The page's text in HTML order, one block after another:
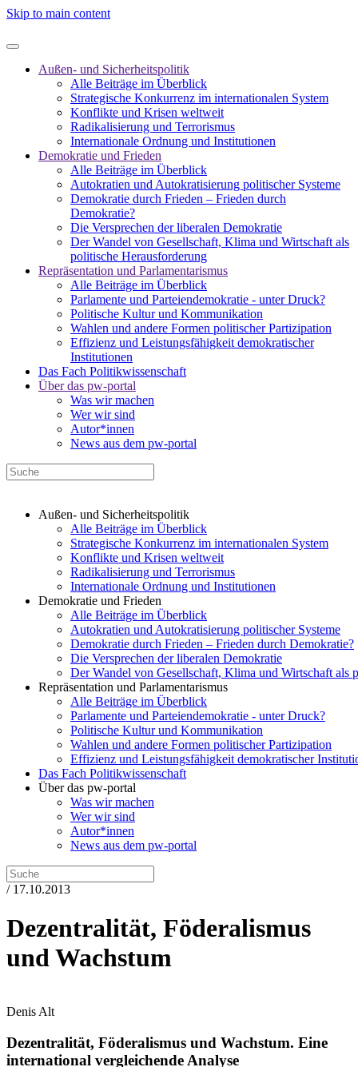
Skip to main content
Außen- und Sicherheitspolitik
Alle Beiträge im Überblick
Strategische Konkurrenz im internationalen System
Konflikte und Krisen weltweit
Radikalisierung und Terrorismus
Internationale Ordnung und Institutionen
Demokratie und Frieden
Alle Beiträge im Überblick
Autokratien und Autokratisierung politischer Systeme
Demokratie durch Frieden – Frieden durch
Demokratie?
Die Versprechen der liberalen Demokratie
Der Wandel von Gesellschaft, Klima und Wirtschaft als
politische Herausforderung
Repräsentation und Parlamentarismus
Alle Beiträge im Überblick
Parlamente und Parteiendemokratie - unter Druck?
Politische Kultur und Kommunikation
Wahlen und andere Formen politischer Partizipation
Effizienz und Leistungsfähigkeit demokratischer
Institutionen
Das Fach Politikwissenschaft
Über das pw-portal
Was wir machen
Wer wir sind
Autor*innen
News aus dem pw-portal
Außen- und Sicherheitspolitik
Alle Beiträge im Überblick
Strategische Konkurrenz im internationalen System
Konflikte und Krisen weltweit
Radikalisierung und Terrorismus
Internationale Ordnung und Institutionen
Demokratie und Frieden
Alle Beiträge im Überblick
Autokratien und Autokratisierung politischer Systeme
Demokratie durch Frieden – Frieden durch Demokratie?
Die Versprechen der liberalen Demokratie
Der Wandel von Gesellschaft, Klima und Wirtschaft als
Repräsentation und Parlamentarismus
Alle Beiträge im Überblick
Parlamente und Parteiendemokratie - unter Druck?
Politische Kultur und Kommunikation
Wahlen und andere Formen politischer Partizipation
Effizienz und Leistungsfähigkeit demokratischer
Das Fach Politikwissenschaft
Über das pw-portal
Was wir machen
Wer wir sind
Autor*innen
News aus dem pw-portal
/ 17.10.2013
Dezentralität, Föderalismus
und Wachstum
Denis Alt
Dezentralität, Föderalismus und Wachstum. Eine
international vergleichende Analyse